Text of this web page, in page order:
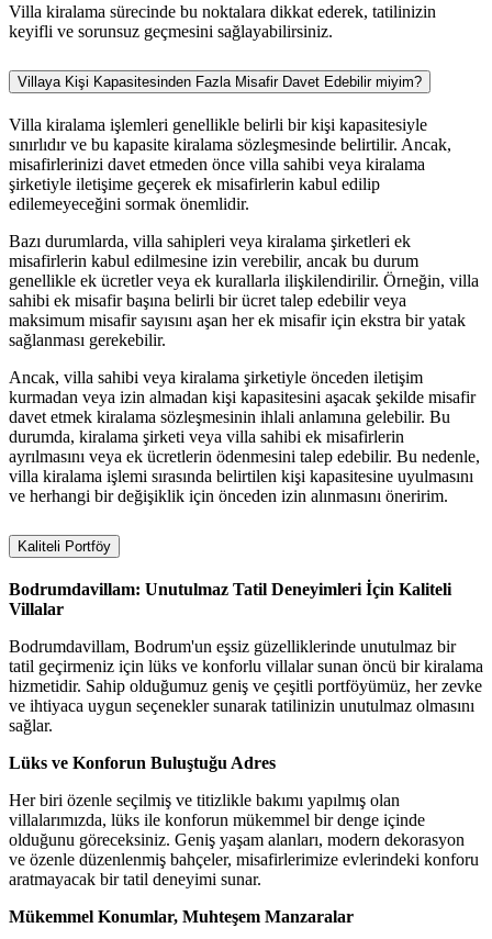
Villa kiralama sürecinde bu noktalara dikkat ederek, tatilinizin
keyifli ve sorunsuz geçmesini sağlayabilirsiniz.
Villaya Kişi Kapasitesinden Fazla Misafir Davet Edebilir miyim?
Villa kiralama işlemleri genellikle belirli bir kişi kapasitesiyle
sınırlıdır ve bu kapasite kiralama sözleşmesinde belirtilir. Ancak,
misafirlerinizi davet etmeden önce villa sahibi veya kiralama
şirketiyle iletişime geçerek ek misafirlerin kabul edilip
edilemeyeceğini sormak önemlidir.
Bazı durumlarda, villa sahipleri veya kiralama şirketleri ek
misafirlerin kabul edilmesine izin verebilir, ancak bu durum
genellikle ek ücretler veya ek kurallarla ilişkilendirilir. Örneğin, villa
sahibi ek misafir başına belirli bir ücret talep edebilir veya
maksimum misafir sayısını aşan her ek misafir için ekstra bir yatak
sağlanması gerekebilir.
Ancak, villa sahibi veya kiralama şirketiyle önceden iletişim
kurmadan veya izin almadan kişi kapasitesini aşacak şekilde misafir
davet etmek kiralama sözleşmesinin ihlali anlamına gelebilir. Bu
durumda, kiralama şirketi veya villa sahibi ek misafirlerin
ayrılmasını veya ek ücretlerin ödenmesini talep edebilir. Bu nedenle,
villa kiralama işlemi sırasında belirtilen kişi kapasitesine uyulmasını
ve herhangi bir değişiklik için önceden izin alınmasını öneririm.
Kaliteli Portföy
Bodrumdavillam: Unutulmaz Tatil Deneyimleri İçin Kaliteli
Villalar
Bodrumdavillam, Bodrum'un eşsiz güzelliklerinde unutulmaz bir
tatil geçirmeniz için lüks ve konforlu villalar sunan öncü bir kiralama
hizmetidir. Sahip olduğumuz geniş ve çeşitli portföyümüz, her zevke
ve ihtiyaca uygun seçenekler sunarak tatilinizin unutulmaz olmasını
sağlar.
Lüks ve Konforun Buluştuğu Adres
Her biri özenle seçilmiş ve titizlikle bakımı yapılmış olan
villalarımızda, lüks ile konforun mükemmel bir denge içinde
olduğunu göreceksiniz. Geniş yaşam alanları, modern dekorasyon
ve özenle düzenlenmiş bahçeler, misafirlerimize evlerindeki konforu
aratmayacak bir tatil deneyimi sunar.
Mükemmel Konumlar, Muhteşem Manzaralar